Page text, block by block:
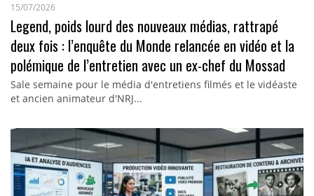
15/07/2026
Legend, poids lourd des nouveaux médias, rattrapé
deux fois : l’enquête du Monde relancée en vidéo et la
polémique de l’entretien avec un ex-chef du Mossad
Sale semaine pour le média d'entretiens filmés et le vidéaste
et ancien animateur d'NRJ...